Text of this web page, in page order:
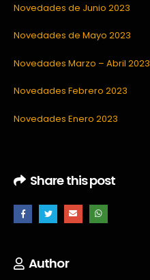
Novedades de Junio 2023
Novedades de Mayo 2023
Novedades Marzo – Abril 2023
Novedades Febrero 2023
Novedades Enero 2023
Share this post
Author